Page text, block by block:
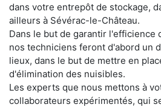
dans votre entrepôt de stockage,
ailleurs à Sévérac-le-Château.
Dans le but de garantir l'efficience
nos techniciens feront d'abord un
lieux, dans le but de mettre en
d'élimination des nuisibles.
Les experts que nous mettons à
collaborateurs expérimentés, qui